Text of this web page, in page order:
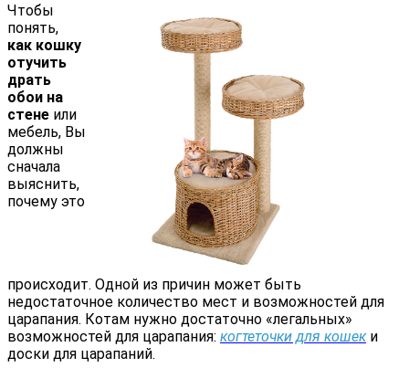
Чтобы
понять,
как кошку
отучить
драть
обои на
стене или
мебель, Вы
должны
сначала
выяснить,
почему это
происходит. Одной из причин может быть
недостаточное количество мест и возможностей для
царапания. Котам нужно достаточно «легальных»
возможностей для царапания: когтеточки для кошеки
доски для царапаний.